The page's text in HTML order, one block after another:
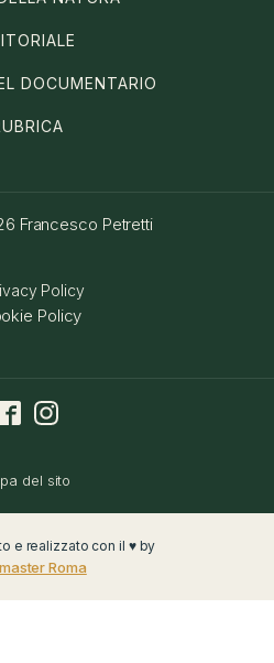
DOCUMENTARIO
Francesco Petretti
Policy
Policy
del sito
e realizzato con il ♥ by
Roma